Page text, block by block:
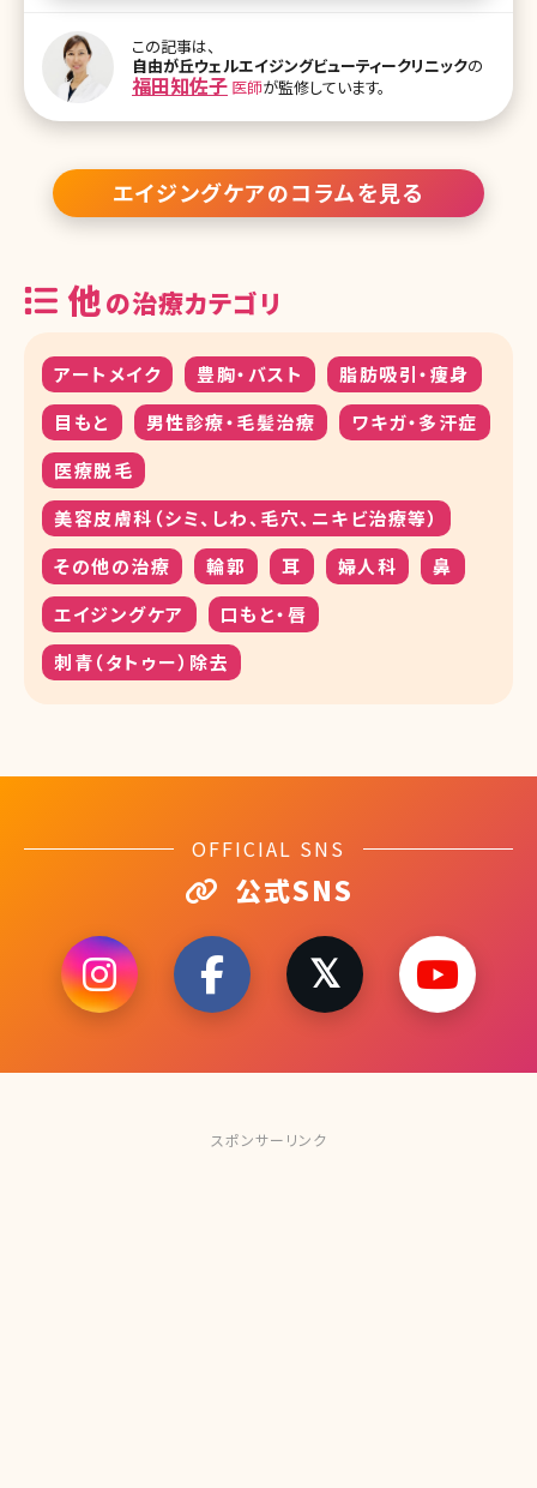
だまだハードルが高く、芸能人はしている人が多いのかなと言われる
患者さんが多かったのですが、ここ最近はご友人がしていて効果がよ
かったから自分も気になっていてと話される方が増加しています。 そ
れほどスレッドリフトが身近になってきたのではないかと思います。た
だ、まだまだ痛みや価格から一歩踏み出せないそんな方も少なくは
この記事は、
自由が丘ウェルエイジングビューティークリニックの
福田知佐子 医師が監修しています。
エイジングケアのコラムを見る
他の治療カテゴリ
アートメイク 豊胸・バスト
脂肪吸引・痩身
目もと
男性診療・毛髪治療
ワキガ・多汗症
医療脱毛
美容皮膚科（シミ、しわ、毛穴、ニキビ治療等）
その他の治療
輪郭 耳 婦人科
鼻
エイジングケア
口もと・唇
刺青（タトゥー）除去
OFFICIAL SNS
公式SNS
スポンサーリンク